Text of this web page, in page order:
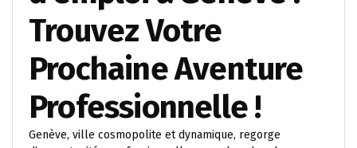
Trouvez Votre
Prochaine Aventure
Professionnelle !
Genève, ville cosmopolite et dynamique, regorge